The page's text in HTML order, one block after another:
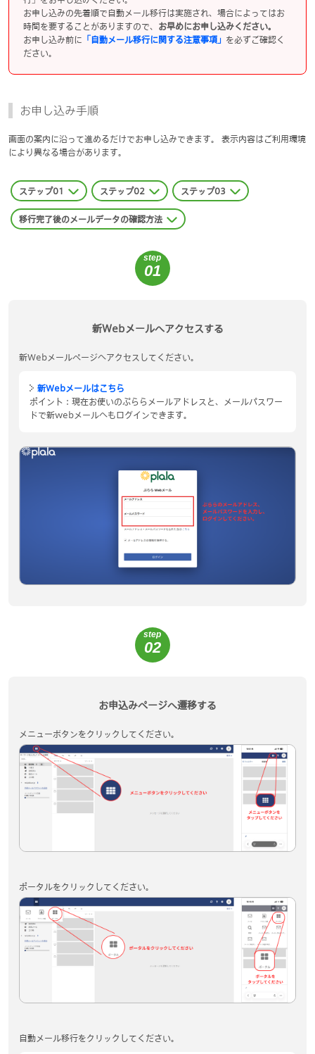
お申し込みの先着順で自動メール移行は実施され、場合によってはお
時間を要することがありますので、 お早めにお申し込みください。
お申し込み前に 「自動メール移行に関する注意事項」 を必ずご確認く
ださい。
お申し込み手順
画面の案内に沿って進めるだけでお申し込みできます。 表示内容はご利用環境
により異なる場合があります。
ステップ01 ステップ02 ステップ03
移行完了後のメールデータの確認方法
step
01
新Webメールへアクセスする
新Webメールページへアクセスしてください。
新Webメールはこちら
ポイント：現在お使いのぷららメールアドレスと、メールパスワー
ドで新webメールへもログインできます。
step
02
お申込みページへ遷移する
メニューボタンをクリックしてください。
ポータルをクリックしてください。
自動メール移行をクリックしてください。